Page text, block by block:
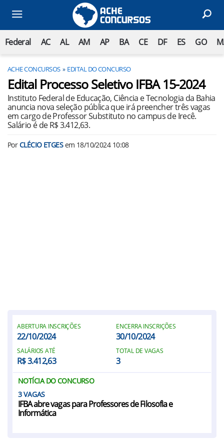
Federal AC AL AM AP BA CE DF ES GO
ACHE CONCURSOS EDITAL DO CONCURSO
Edital Processo Seletivo IFBA 15-2024
Instituto Federal de Educação, Ciência e Tecnologia da Bahia
anuncia nova seleção pública que irá preencher três vagas
em cargo de Professor Substituto no campus de Irecê.
Salário é de R$ 3.412,63.
PorCLÉCIO ETGESem 18/10/2024 10:08
ABERTURA INSCRIÇÕES
22/10/2024
ENCERRA INSCRIÇÕES
30/10/2024
SALÁRIOS ATÉ
R$ 3.412,63
TOTAL DE VAGAS
3
NOTÍCIA DO CONCURSO
3
IFBA abre vagas para Professores de Filosofia e
Informática